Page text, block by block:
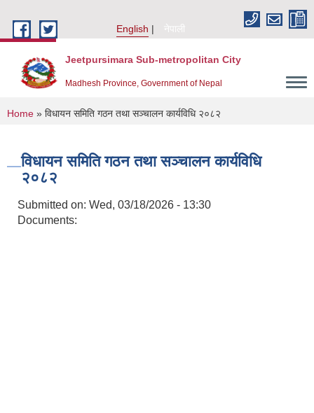
English
नेपाली
Jeetpursimara Sub-metropolitan City
Madhesh Province, Government of Nepal
You are here
Home » विधायन समिति गठन तथा सञ्चालन कार्यविधि २०८२
विधायन समिति गठन तथा सञ्चालन कार्यविधि
२०८२
Submitted on: Wed, 03/18/2026 - 13:30
Documents: